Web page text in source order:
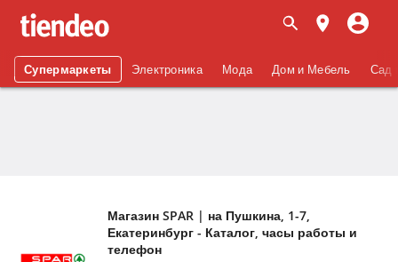
Супермаркеты Электроника Мода Дом и Мебель Сад
Магазин SPAR | на Пушкина, 1-7,
Екатеринбург - Каталог, часы работы и
телефон